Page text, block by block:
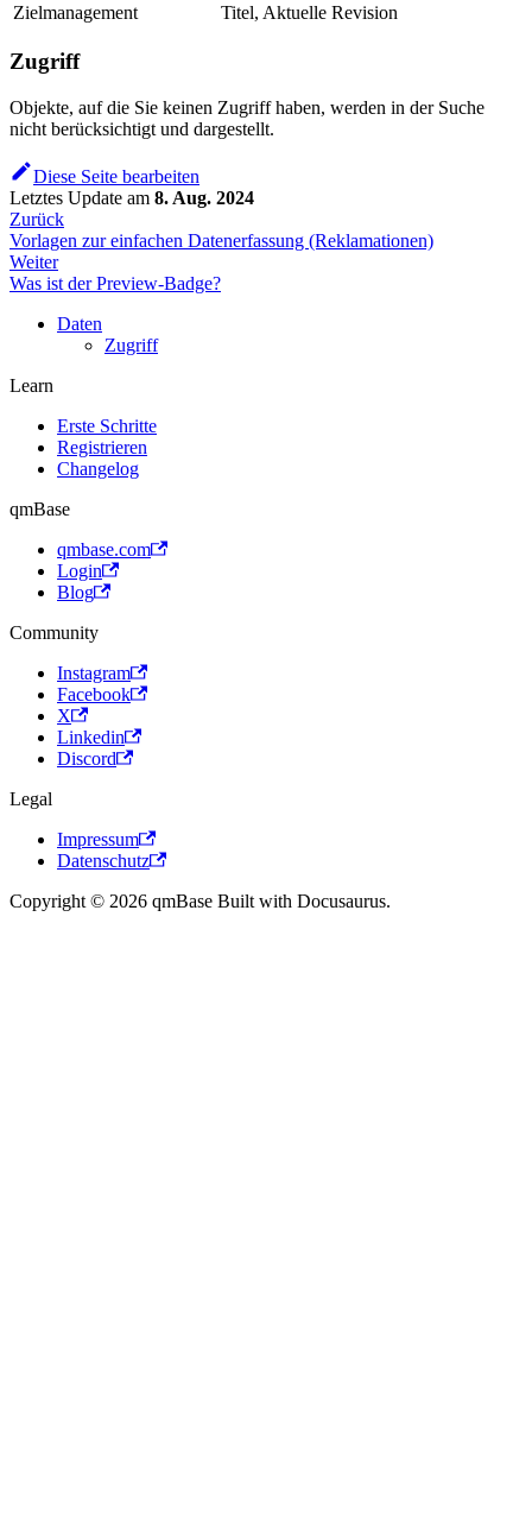
Zielmanagement
Titel, Aktuelle Revision
Zugriff
Objekte, auf die Sie keinen Zugriff haben, werden in der Suche
nicht berücksichtigt und dargestellt.
Diese Seite bearbeiten
Letztes Update am 8. Aug. 2024
Zurück
Vorlagen zur einfachen Datenerfassung (Reklamationen)
Weiter
Was ist der Preview-Badge?
Daten
Zugriff
Learn
Erste Schritte
Registrieren
Changelog
qmBase
qmbase.com
Login
Blog
Community
Instagram
Facebook
X
Linkedin
Discord
Legal
Impressum
Datenschutz
Copyright © 2026 qmBase Built with Docusaurus.